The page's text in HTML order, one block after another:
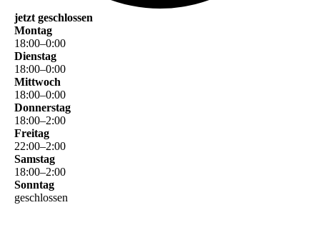
jetzt geschlossen
Montag
18:00–0:00
Dienstag
18:00–0:00
Mittwoch
18:00–0:00
Donnerstag
18:00–2:00
Freitag
22:00–2:00
Samstag
18:00–2:00
Sonntag
geschlossen